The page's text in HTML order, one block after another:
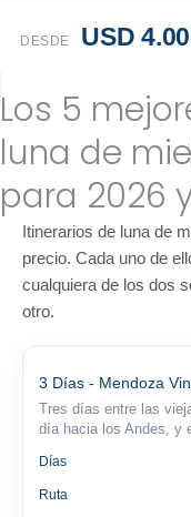
DESDE USD
Los 5
luna de
para 2026
Itinerarios de luna de
precio. Cada uno de
cualquiera de los dos
otro.
3 Días - Mendoza
Tres días entre las
día hacia los Andes, y
Días
Ruta